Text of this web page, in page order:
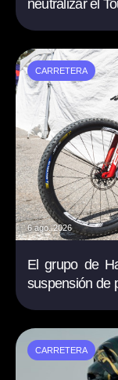
neutralizar el
CARRETERA
6 ago. 2026
El grupo de
suspensión de
CARRETERA